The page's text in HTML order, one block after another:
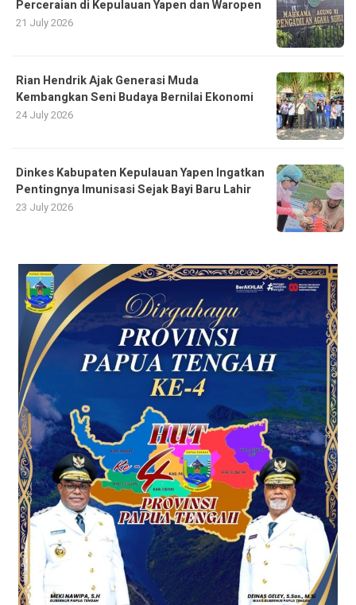
Perceraian di Kepulauan Yapen dan Waropen
21 July 2026
Rian Hendrik Ajak Generasi Muda
Kembangkan Seni Budaya Bernilai Ekonomi
24 July 2026
Dinkes Kabupaten Kepulauan Yapen Ingatkan
Pentingnya Imunisasi Sejak Bayi Baru Lahir
23 July 2026